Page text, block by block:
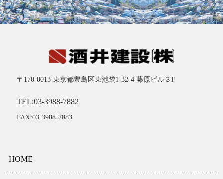
〒170-0013 東京都豊島区東池袋1-32-4 藤原ビル３F
TEL:03-3988-7882
FAX:03-3988-7883
HOME